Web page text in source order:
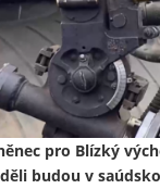
pro Blízký
budou v